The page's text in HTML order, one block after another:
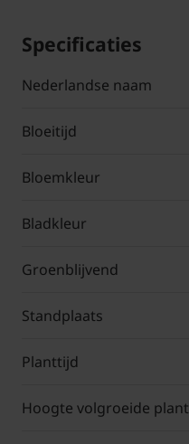
Specificaties
Nederlandse naam
Bloeitijd
Bloemkleur
Bladkleur
Groenblijvend
Standplaats
Planttijd
Hoogte volgroeide plant